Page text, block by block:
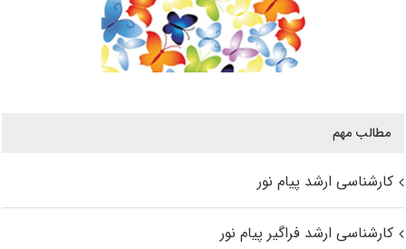
مطالب مهم
کارشناسی ارشد پیام نور
کارشناسی ارشد فراگیر پیام نور